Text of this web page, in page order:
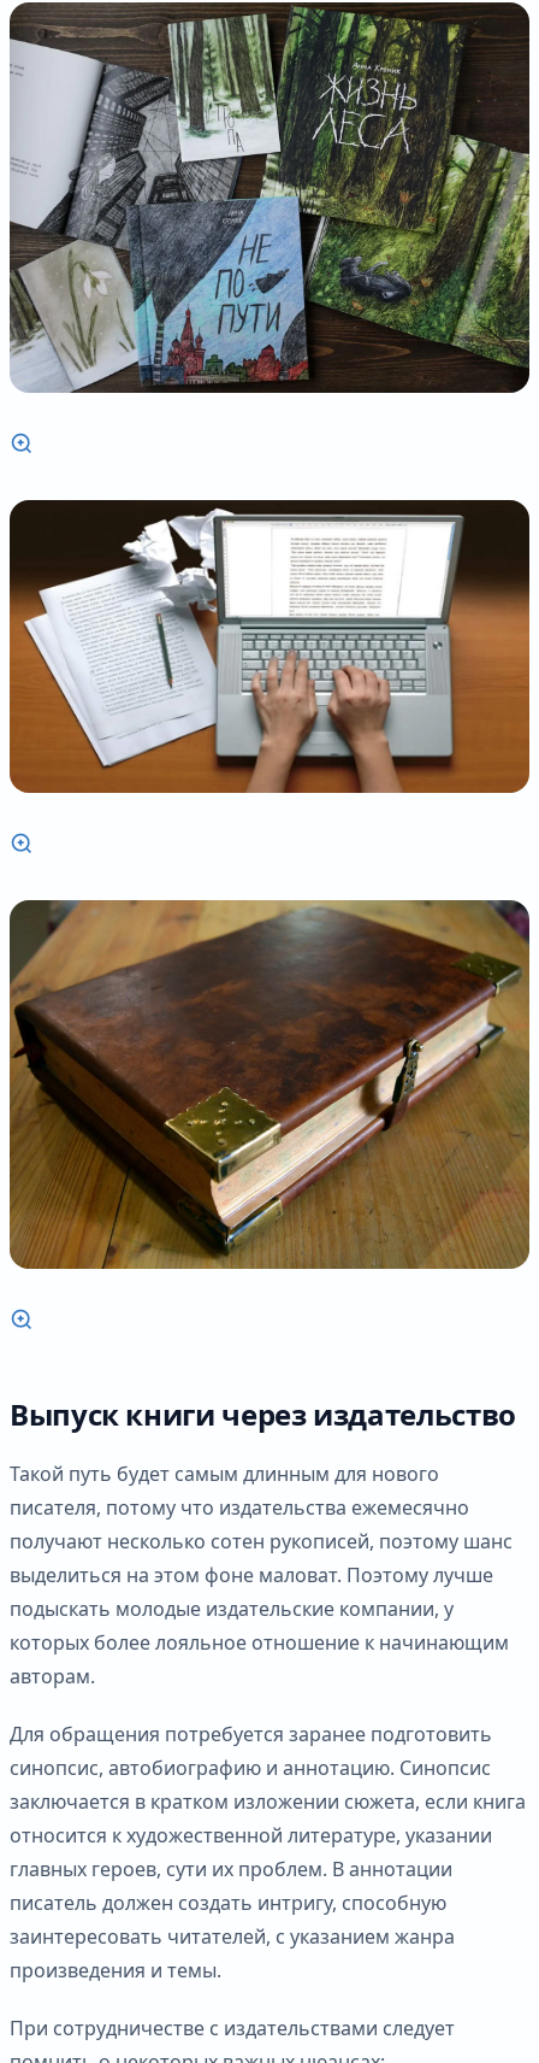
Выпуск книги через издательство
Такой путь будет самым длинным для нового
писателя, потому что издательства ежемесячно
получают несколько сотен рукописей, поэтому шанс
выделиться на этом фоне маловат. Поэтому лучше
подыскать молодые издательские компании, у
которых более лояльное отношение к начинающим
авторам.
Для обращения потребуется заранее подготовить
синопсис, автобиографию и аннотацию. Синопсис
заключается в кратком изложении сюжета, если книга
относится к художественной литературе, указании
главных героев, сути их проблем. В аннотации
писатель должен создать интригу, способную
заинтересовать читателей, с указанием жанра
произведения и темы.
При сотрудничестве с издательствами следует